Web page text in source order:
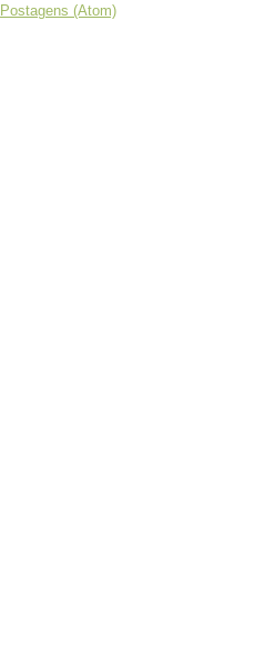
Postagens (Atom)